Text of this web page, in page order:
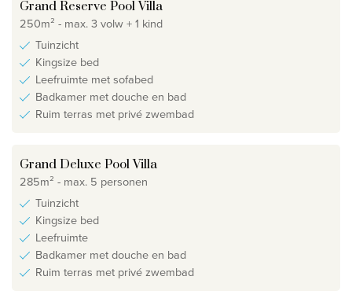
Grand Reserve Pool Villa
250m² - max. 3 volw + 1 kind
Tuinzicht
Kingsize bed
Leefruimte met sofabed
Badkamer met douche en bad
Ruim terras met privé zwembad
Grand Deluxe Pool Villa
285m² - max. 5 personen
Tuinzicht
Kingsize bed
Leefruimte
Badkamer met douche en bad
Ruim terras met privé zwembad